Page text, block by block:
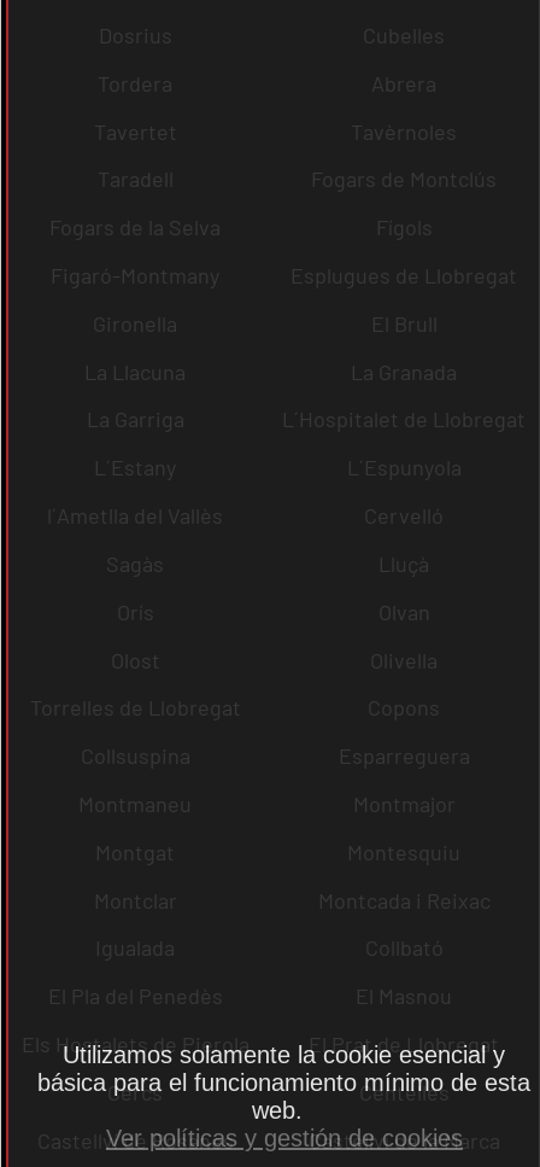
Dosrius
Cubelles
Tordera
Abrera
Tavertet
Tavèrnoles
Taradell
Fogars de Montclús
Fogars de la Selva
Fígols
Figaró-Montmany
Esplugues de Llobregat
Gironella
El Brull
La Llacuna
La Granada
La Garriga
L´Hospitalet de Llobregat
L´Estany
L´Espunyola
l´Ametlla del Vallès
Cervelló
Sagàs
Lluçà
Orís
Olvan
Olost
Olivella
Torrelles de Llobregat
Copons
Collsuspina
Esparreguera
Montmaneu
Montmajor
Montgat
Montesquiu
Montclar
Montcada i Reixac
Igualada
Collbató
El Pla del Penedès
El Masnou
Els Hostalets de Pierola
El Prat de Llobregat
Cercs
Centelles
Castellví de Rosanes
Castellví de la Marca
Utilizamos solamente la cookie esencial y
básica para el funcionamiento mínimo de esta
web.
Ver políticas y gestión de cookies